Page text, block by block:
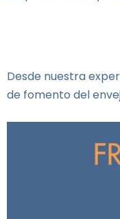
Desde nuestra
de fomento del